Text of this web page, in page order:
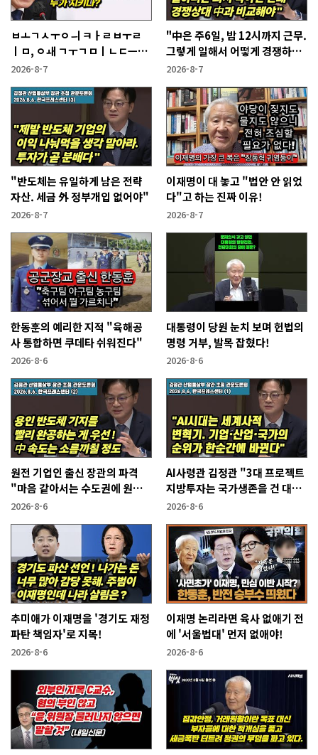
ㅂㅗㄱㅅㅜㅇㅢ ㅋㅏㄹㅂㅜㄹ
ㅣㅁ, ㅇㅙ ㄱㅜㄱㅁㅣㄴㄷㅡㄹ
ㅇㅣ ㄷㅏㅇㅎㅐㅇㅑ ㅎㅏㄴㅏ?
2026-8-7
"中은 주6일, 밤 12시까지 근무.
그렇게 일해서 어떻게 경쟁하냐
반문하더라"
2026-8-7
"반도체는 유일하게 남은 전략
자산. 세금 外 정부개입 없어야"
2026-8-7
이재명이 대 놓고 "법안 안 읽었
다"고 하는 진짜 이유!
2026-8-7
한동훈의 예리한 지적 "육해공
사 통합하면 쿠데타 쉬워진다"
2026-8-6
대통령이 당원 눈치 보며 헌법의
명령 거부, 발목 잡혔다!
2026-8-6
원전 기업인 출신 장관의 파격
"마음 같아서는 수도권에 원전
짓고싶다"
2026-8-6
AI사령관 김정관 "3대 프로젝트
지방투자는 국가생존을 건 대전
략"
2026-8-6
추미애가 이재명을 '경기도 재정
파탄 책임자'로 지목!
2026-8-6
이재명 논리라면 육사 없애기 전
에 '서울법대' 먼저 없애야!
2026-8-6